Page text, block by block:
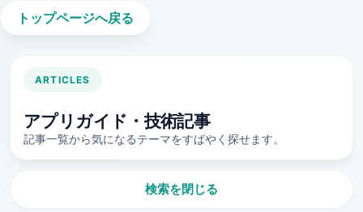
トップページへ戻る
ARTICLES
アプリガイド・技術記事
記事一覧から気になるテーマをすばやく探せます。
検索を閉じる